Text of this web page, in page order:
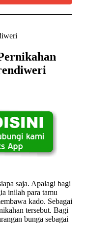
saja. Apalagi bagi
inilah para tamu
kado. Sebagai
tersebut. Bagi
bunga sebagai